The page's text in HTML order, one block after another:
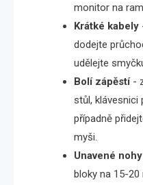
monitor na
Krátké kabely
dodejte
udělejte
Bolí zápěstí-
stůl, klávesnici
případně
myši.
Unavené
bloky na 15-